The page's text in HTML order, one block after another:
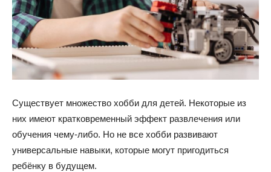
Существует множество хобби для детей. Некоторые из
них имеют кратковременный эффект развлечения или
обучения чему-либо. Но не все хобби развивают
универсальные навыки, которые могут пригодиться
ребёнку в будущем.